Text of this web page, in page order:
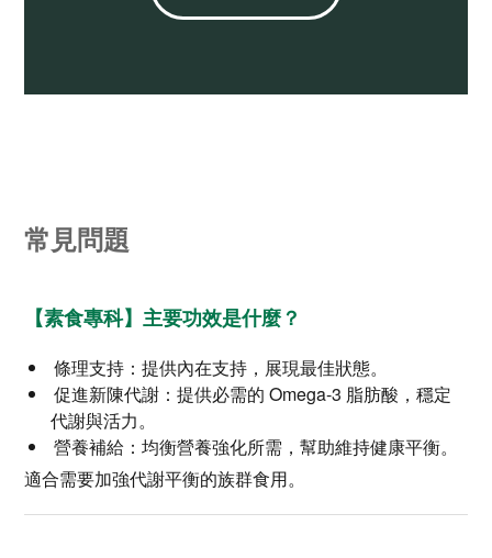
常見問題
【素食專科】主要功效是什麼？
條理支持：提供內在支持，展現最佳狀態。
促進新陳代謝：提供必需的 Omega-3 脂肪酸，穩定
代謝與活力。
營養補給：均衡營養強化所需，幫助維持健康平衡。
適合需要加強代謝平衡的族群食用。